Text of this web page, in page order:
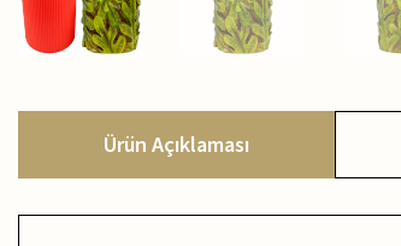
Ürün Açıklaması